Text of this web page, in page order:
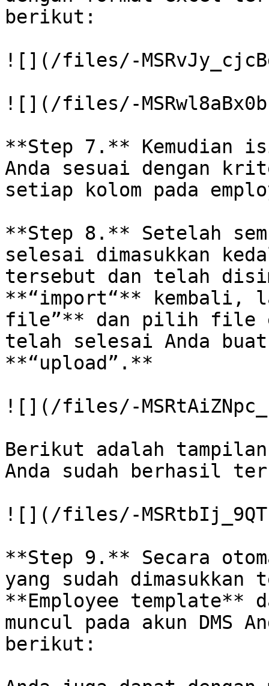
berikut:
![](/files/-
![](/files/-
**Step 7.** Kemudian
Anda sesuai dengan
setiap kolom pada
**Step 8.** Setelah
selesai dimasukkan
tersebut dan telah
**“import“** kembali,
file”** dan pilih file
telah selesai Anda
**“upload”.**
![](/files/-
Berikut adalah
Anda sudah berhasil
![](/files/-
**Step 9.** Secara
yang sudah
**Employee template**
muncul pada akun DMS
berikut: